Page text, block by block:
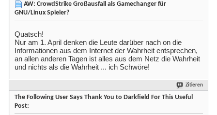
AW: CrowdStrike Großausfall als Gamechanger für
GNU/Linux Spieler?
Quatsch!
Nur am 1. April denken die Leute darüber nach on die
Informationen aus dem Internet der Wahrheit entsprechen,
an allen anderen Tagen ist alles aus dem Netz die Wahrheit
und nichts als die Wahrheit ... ich Schwöre!
Zitieren
The Following User Says Thank You to Darkfield For This Useful
Post: